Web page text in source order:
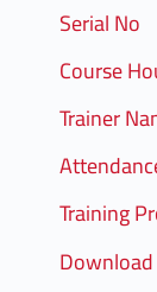
Serial No
Course
Trainer
Training